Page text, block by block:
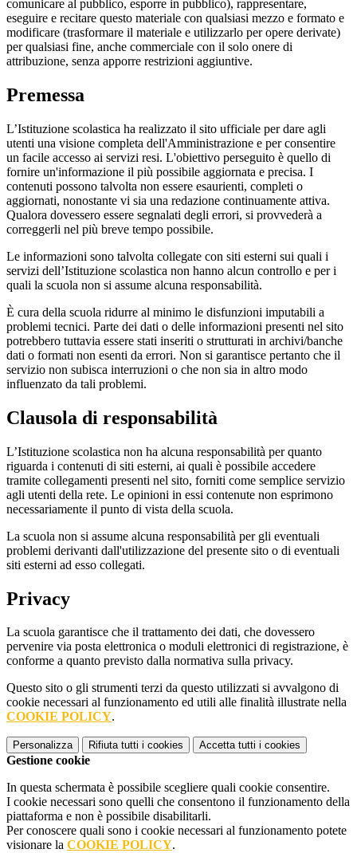
comunicare al pubblico, esporre in pubblico), rappresentare,
eseguire e recitare questo materiale con qualsiasi mezzo e formato e
modificare (trasformare il materiale e utilizzarlo per opere derivate)
per qualsiasi fine, anche commerciale con il solo onere di
attribuzione, senza apporre restrizioni aggiuntive.
Premessa
L’Istituzione scolastica ha realizzato il sito ufficiale per dare agli
utenti una visione completa dell'Amministrazione e per consentire
un facile accesso ai servizi resi. L'obiettivo perseguito è quello di
fornire un'informazione il più possibile aggiornata e precisa. I
contenuti possono talvolta non essere esaurienti, completi o
aggiornati, nonostante vi sia una redazione continuamente attiva.
Qualora dovessero essere segnalati degli errori, si provvederà a
correggerli nel più breve tempo possibile.
Le informazioni sono talvolta collegate con siti esterni sui quali i
servizi dell’Istituzione scolastica non hanno alcun controllo e per i
quali la scuola non si assume alcuna responsabilità.
È cura della scuola ridurre al minimo le disfunzioni imputabili a
problemi tecnici. Parte dei dati o delle informazioni presenti nel sito
potrebbero tuttavia essere stati inseriti o strutturati in archivi/banche
dati o formati non esenti da errori. Non si garantisce pertanto che il
servizio non subisca interruzioni o che non sia in altro modo
influenzato da tali problemi.
Clausola di responsabilità
L’Istituzione scolastica non ha alcuna responsabilità per quanto
riguarda i contenuti di siti esterni, ai quali è possibile accedere
tramite collegamenti presenti nel sito, forniti come semplice servizio
agli utenti della rete. Le opinioni in essi contenute non esprimono
necessariamente il punto di vista della scuola.
La scuola non si assume alcuna responsabilità per gli eventuali
problemi derivanti dall'utilizzazione del presente sito o di eventuali
siti esterni ad esso collegati.
Privacy
La scuola garantisce che il trattamento dei dati, che dovessero
pervenire via posta elettronica o moduli elettronici di registrazione, è
conforme a quanto previsto dalla normativa sulla privacy.
Questo sito o gli strumenti terzi da questo utilizzati si avvalgono di
cookie necessari al funzionamento ed utili alle finalità illustrate nella
COOKIE POLICY.
Personalizza Rifiuta tutti i cookies Accetta tutti i cookies
Gestione cookie
In questa schermata è possibile scegliere quali cookie consentire.
I cookie necessari sono quelli che consentono il funzionamento della
piattaforma e non è possibile disabilitarli.
Per conoscere quali sono i cookie necessari al funzionamento potete
visionare la COOKIE POLICY.